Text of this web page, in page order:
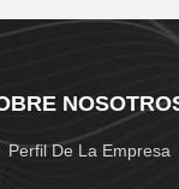
Perfil De La Empresa